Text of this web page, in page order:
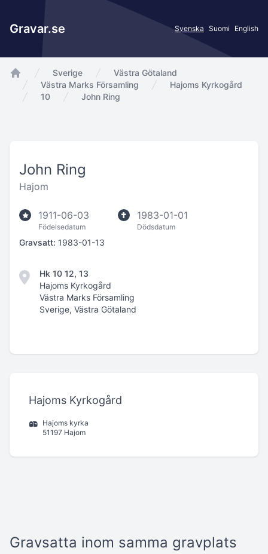
Gravar.se Svenska Suomi English
app.Start
Sverige
Västra Götaland
Västra Marks Församling
Hajoms Kyrkogård
10
John Ring
John Ring
Hajom
1911-06-03
Födelsedatum
1983-01-01
Dödsdatum
Gravsatt: 1983-01-13
Hk 10 12, 13
Hajoms Kyrkogård
Västra Marks Församling
Sverige, Västra Götaland
Hajoms Kyrkogård
Hajoms kyrka
51197 Hajom
Gravsatta inom samma gravplats